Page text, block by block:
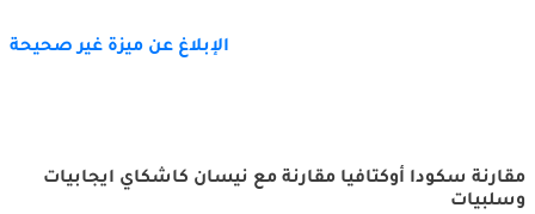
الإبلاغ عن ميزة غير صحيحة
مقارنة سكودا أوكتافيا مقارنة مع نيسان كاشكاي ايجابيات
وسلبيات